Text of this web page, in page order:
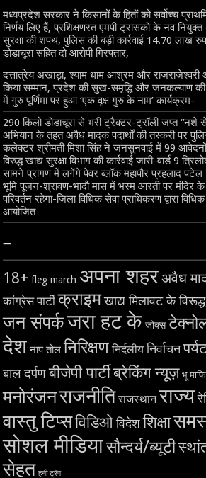
मध्यप्रदेश सरकार ने किसानों के हितों को सर्वोच्च
निर्णय लिए हैं, प्रशिक्षणरत एमपी ट्रांसको के नव
सुरक्षा की शपथ, पुलिस की बड़ी कार्रवाई 14.70 लाख
डोडाचूरा सहित दो आरोपी गिरफ्तार,
दत्तात्रेय अखाड़ा, श्याम धाम आश्रम और
किया सम्मान, प्रदेश की सुख-समृद्धि और जनकल्याण की
में गुरु पूर्णिमा पर हुआ ‘एक वृक्ष गुरु के नाम’ कार्यक्रम-
290 किलो डोडाचूरा से भरी ट्रैक्टर-ट्रॉली जप्त “नशे
अभियान के तहत अवैध मादक पदार्थों की तस्करी पर पुलिस
कलेक्टर श्रीमती मिशा सिंह ने जनसुनवाई में 99
विरुद्ध खाद्य सुरक्षा विभाग की कार्रवाई जारी-वार्ड 9
सामने प्रांगण में लगेंगे पेवर ब्लॉक महापौर प्रहलाद पटेल ने
भूमि पूजन-श्रावण-भादौ मास में भस्म आरती पर
परिवर्तन रहेगा-जिला विधिक सेवा प्राधिकरण द्वारा
आयोजित
–
18+ fleg march अपना शहरअवैध
कांग्रेस पार्टी क्राइमखाद्य मिलावट के विरूद्ध
जन संपर्कजरा हट के जोक्स
देश नाप तोल निरिक्षण निर्दलीय निर्वाचन
बाल दर्पणबीजेपी पार्टीब्रेकिंग न्यूज़ भू
मनोरंजनराजनीति राजस्थान राज्य
वास्तु टिप्सविडिओ विदेश शिक्षा
सोशल मीडियासौन्दर्य/ब्यूटी
सेहत हनी ट्रेप